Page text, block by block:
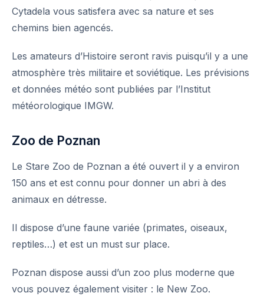
Cytadela vous satisfera avec sa nature et ses
chemins bien agencés.
Les amateurs d’Histoire seront ravis puisqu’il y a une
atmosphère très militaire et soviétique. Les prévisions
et données météo sont publiées par l’Institut
météorologique IMGW.
Zoo de Poznan
Le Stare Zoo de Poznan a été ouvert il y a environ
150 ans et est connu pour donner un abri à des
animaux en détresse.
Il dispose d’une faune variée (primates, oiseaux,
reptiles…) et est un must sur place.
Poznan dispose aussi d’un zoo plus moderne que
vous pouvez également visiter : le New Zoo.